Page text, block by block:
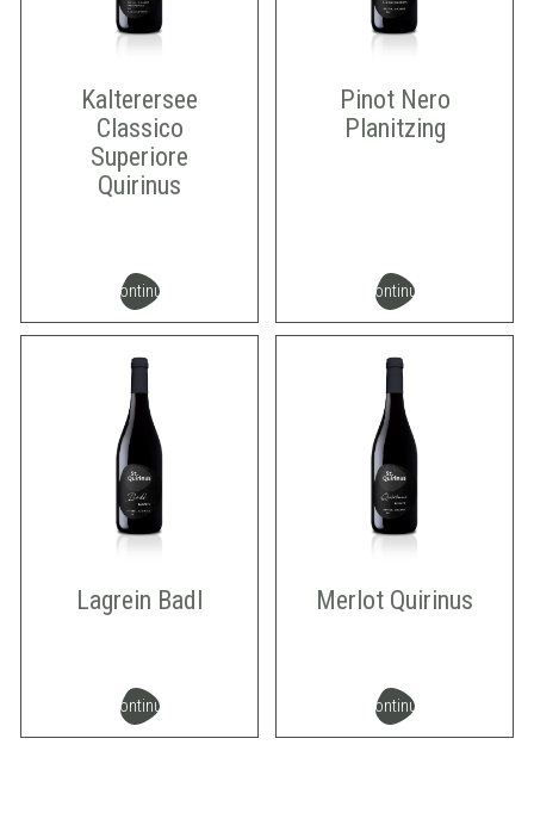
Kalterersee
Classico
Superiore
Quirinus
continua
Pinot Nero
Planitzing
continua
Lagrein Badl
continua
Merlot Quirinus
continua